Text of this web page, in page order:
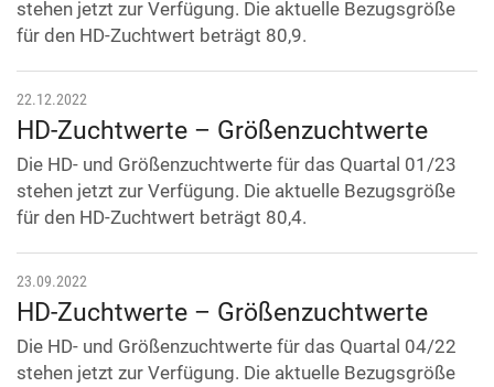
stehen jetzt zur Verfügung. Die aktuelle Bezugsgröße
für den HD-Zuchtwert beträgt 80,9.
22.12.2022
HD-Zuchtwerte – Größenzuchtwerte
Die HD- und Größenzuchtwerte für das Quartal 01/23
stehen jetzt zur Verfügung. Die aktuelle Bezugsgröße
für den HD-Zuchtwert beträgt 80,4.
23.09.2022
HD-Zuchtwerte – Größenzuchtwerte
Die HD- und Größenzuchtwerte für das Quartal 04/22
stehen jetzt zur Verfügung. Die aktuelle Bezugsgröße